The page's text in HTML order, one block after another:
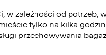
w zależności od potrzeb,
tylko na kilka
przechowywania